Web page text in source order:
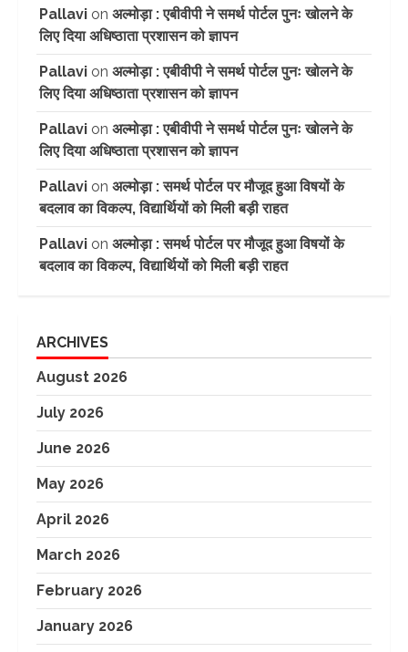
Pallavi on अल्मोड़ा : एबीवीपी ने समर्थ पोर्टल पुनः खोलने के
लिए दिया अधिष्ठाता प्रशासन को ज्ञापन
Pallavi on अल्मोड़ा : एबीवीपी ने समर्थ पोर्टल पुनः खोलने के
लिए दिया अधिष्ठाता प्रशासन को ज्ञापन
Pallavi on अल्मोड़ा : एबीवीपी ने समर्थ पोर्टल पुनः खोलने के
लिए दिया अधिष्ठाता प्रशासन को ज्ञापन
Pallavi on अल्मोड़ा : समर्थ पोर्टल पर मौजूद हुआ विषयों के
बदलाव का विकल्प, विद्यार्थियों को मिली बड़ी राहत
Pallavi on अल्मोड़ा : समर्थ पोर्टल पर मौजूद हुआ विषयों के
बदलाव का विकल्प, विद्यार्थियों को मिली बड़ी राहत
ARCHIVES
August 2026
July 2026
June 2026
May 2026
April 2026
March 2026
February 2026
January 2026